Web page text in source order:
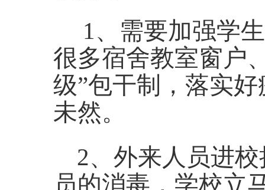
1、需要加强学
很多宿舍教室窗户
级”包干制，落实
未然。
2、外来人员进
员的消毒，学校立